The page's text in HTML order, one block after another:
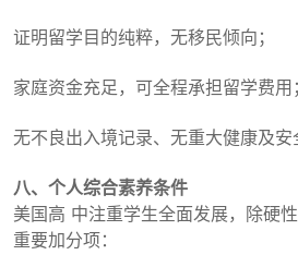
证明留学目的纯粹，无移民倾向；
家庭资金充足，可全程承担留学费用；
无不良出入境记录、无重大健康及安
八、个人综合素养条件
美国高 中注重学生全面发展，除硬
重要加分项：